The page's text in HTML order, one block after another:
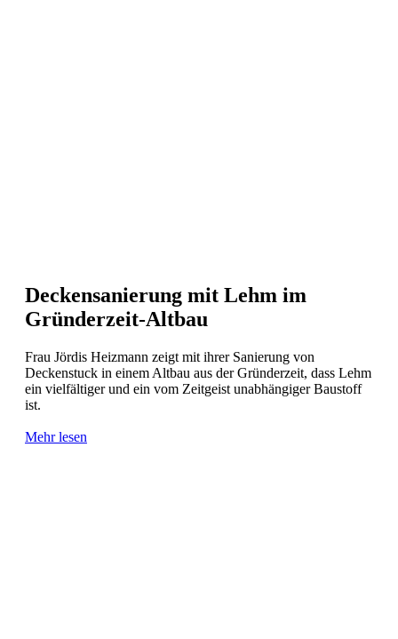
Deckensanierung mit Lehm im
Gründerzeit-Altbau
Frau Jördis Heizmann zeigt mit ihrer Sanierung von
Deckenstuck in einem Altbau aus der Gründerzeit, dass Lehm
ein vielfältiger und ein vom Zeitgeist unabhängiger Baustoff
ist.
Mehr lesen